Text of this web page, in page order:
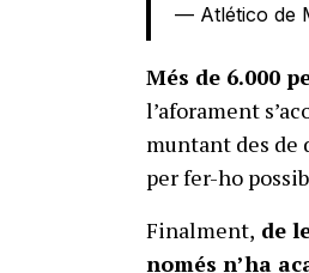
— Atlético de
Més de 6.000
l’aforament
muntant des de
per fer-ho
Finalment, de
només n’ha